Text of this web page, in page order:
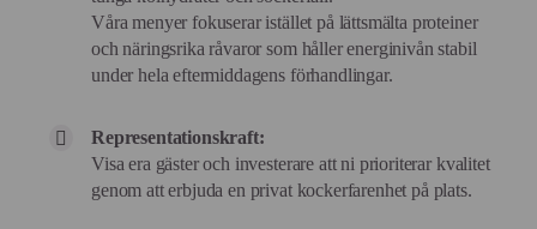
Våra menyer fokuserar istället på lättsmälta proteiner
och näringsrika råvaror som håller energinivån stabil
under hela eftermiddagens förhandlingar.
Representationskraft:
Visa era gäster och investerare att ni prioriterar kvalitet
genom att erbjuda en privat kockerfarenhet på plats.